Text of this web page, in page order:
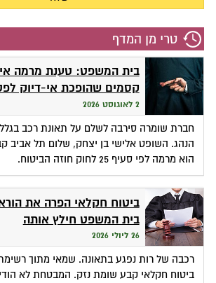
טרי מן המדף
בית המשפט: טענת מרמה
קסמים שהופכת אי-דיוק
2 לאוגוסט 2026
חברת שומרה סירבה לשלם על תאונת רכב
הנהג. השופט אלישי בן יצחק, שלום תל אביב
הוא מרמה לפי סעיף 25 לחוק חוזה הביטוח.
ביטוח חקלאי הפרה את
בית המשפט חילץ אותה
26 ליולי 2026
רכבה של רות נפגע בתאונה. שמאי מתוך
ביטוח חקלאי קבע שומת נזק. המבטחת לא